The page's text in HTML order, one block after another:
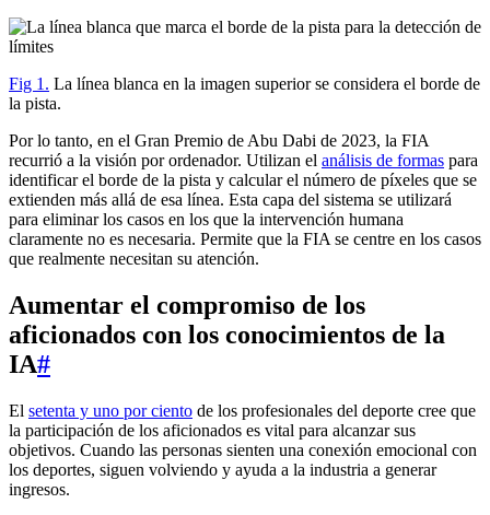
Fig 1. La línea blanca en la imagen superior se considera el borde de
la pista.
Por lo tanto, en el Gran Premio de Abu Dabi de 2023, la FIA
recurrió a la visión por ordenador. Utilizan el análisis de formas para
identificar el borde de la pista y calcular el número de píxeles que se
extienden más allá de esa línea. Esta capa del sistema se utilizará
para eliminar los casos en los que la intervención humana
claramente no es necesaria. Permite que la FIA se centre en los casos
que realmente necesitan su atención.
Aumentar el compromiso de los
aficionados con los conocimientos de la
IA#
El setenta y uno por ciento de los profesionales del deporte cree que
la participación de los aficionados es vital para alcanzar sus
objetivos. Cuando las personas sienten una conexión emocional con
los deportes, siguen volviendo y ayuda a la industria a generar
ingresos.